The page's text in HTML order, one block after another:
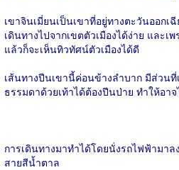
เขาจินเมี่ยนเป็นเขาที่อยู่ทางตะวันออกเ
เดินทางไปจากเขตตัวเมืองได้ง่าย และเ
แล้วก็จะเห็นทิวทัศน์ตัวเมืองได้ดี
เส้นทางปีนเขานี้ค่อนข้างลำบาก มีส่วน
ธรรมดาด้วยเท้าได้ต้องปีนป่าย ทำให้อา
การเดินทางมาทำได้โดยนั่งรถไฟฟ้ามาล
สายสีน้ำตาล